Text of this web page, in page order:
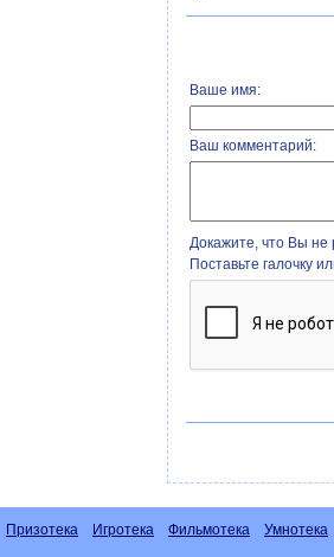
Ваше имя:
Ваш комментарий:
Докажите, что Вы не
Поставьте галочку
Призотека Игротека Фильмотека Умнотека